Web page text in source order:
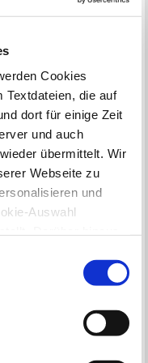
Cookies
Textdateien, die auf
dort für einige Zeit
und auch
übermittelt. Wir
Webseite zu
und
Auswahl
besteht die Gefahr,
von
dass Sie sich mit
gibt
zum
hier.
zu
finden